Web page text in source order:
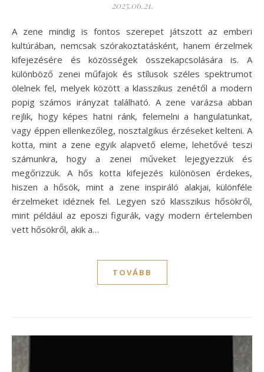
2025.06.21.
A zene mindig is fontos szerepet játszott az emberi
kultúrában, nemcsak szórakoztatásként, hanem érzelmek
kifejezésére és közösségek összekapcsolására is. A
különböző zenei műfajok és stílusok széles spektrumot
ölelnek fel, melyek között a klasszikus zenétől a modern
popig számos irányzat található. A zene varázsa abban
rejlik, hogy képes hatni ránk, felemelni a hangulatunkat,
vagy éppen ellenkezőleg, nosztalgikus érzéseket kelteni. A
kotta, mint a zene egyik alapvető eleme, lehetővé teszi
számunkra, hogy a zenei műveket lejegyezzük és
megőrizzük. A hős kotta kifejezés különösen érdekes,
hiszen a hősök, mint a zene inspiráló alakjai, különféle
érzelmeket idéznek fel. Legyen szó klasszikus hősökről,
mint például az eposzi figurák, vagy modern értelemben
vett hősökről, akik a…
TOVÁBB